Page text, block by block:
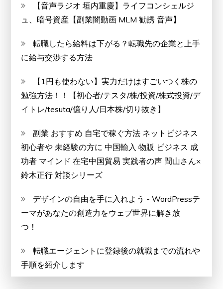
【音声ラジオ 垣内重慶】ライフコンシェルジ
ュ、暗号資産【副業闇動画 MLM 勧誘 音声】
転職したら給料は下がる？転職先の企業と上手
に給与交渉する方法
【1円も使わない】実力だけはすごいつく株の
勉強方法！！【初心者/テスタ/株/投資/株式投資/デ
イトレ/tesuta/億り人/日本株/切り抜き】
副業 おすすめ 自宅で稼ぐ方法 ネットビジネス
初心者や 未経験の方に 中国輸入 物販 ビジネス 成
功者 マインド 在宅中国貿易 実践者の声 間山さん×
鈴木正行 対談シリーズ
デザインの自由を手に入れよう - WordPressテ
ーマがあなたの創造力をウェブ世界に解き放
つ！
転職エージェントに登録後の就職までの流れや
手順を紹介します